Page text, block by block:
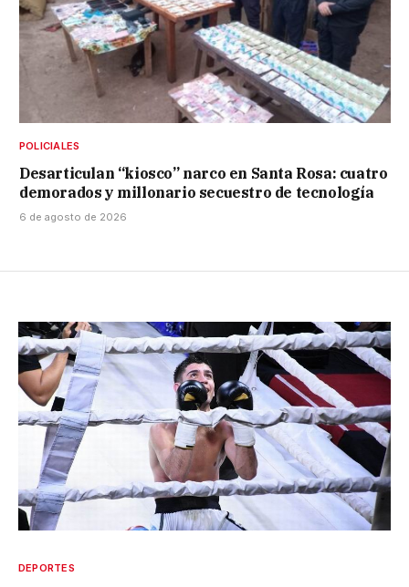
POLICIALES
Desarticulan “kiosco” narco en Santa Rosa: cuatro
demorados y millonario secuestro de tecnología
6 de agosto de 2026
DEPORTES